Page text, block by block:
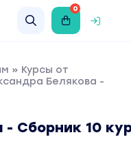
0
» Курсы от
Белякова -
Сборник 10